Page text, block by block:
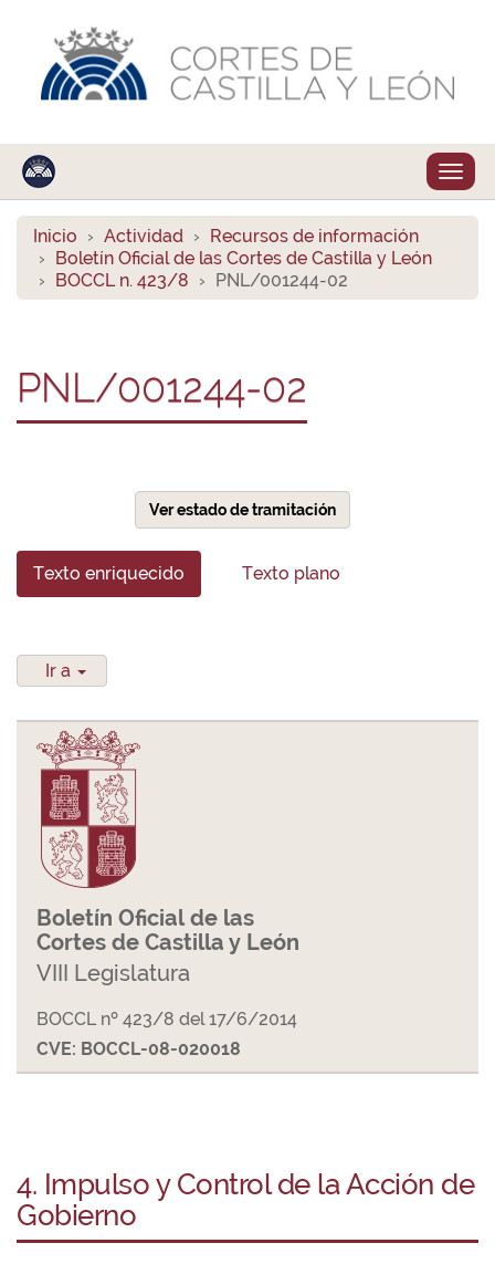
Inicio Actividad
Recursos de información
Boletín Oficial de las Cortes de Castilla y León
BOCCL n. 423/8
PNL/001244-02
PNL/001244-02
Ver estado de tramitación
Texto enriquecido Texto plano
Ir a
Boletín Oficial de las
Cortes de Castilla y León
VIII Legislatura
BOCCL nº 423/8 del 17/6/2014
CVE: BOCCL-08-020018
4. Impulso y Control de la Acción de
Gobierno